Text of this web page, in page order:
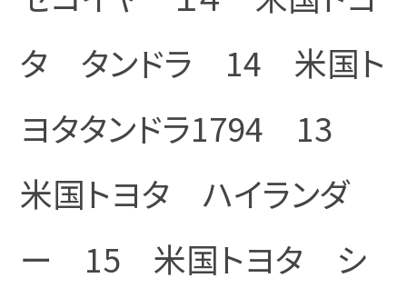
タ タンドラ 14 米国ト
ヨタタンドラ1794 13
米国トヨタ ハイランダ
ー 15 米国トヨタ シ